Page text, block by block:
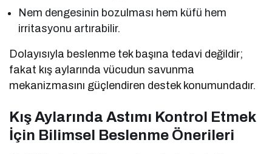
Nem dengesinin bozulması hem küfü hem
irritasyonu artırabilir.
Dolayısıyla beslenme tek başına tedavi değildir;
fakat kış aylarında vücudun savunma
mekanizmasını güçlendiren destek konumundadır.
Kış Aylarında Astımı Kontrol Etmek
İçin Bilimsel Beslenme Önerileri